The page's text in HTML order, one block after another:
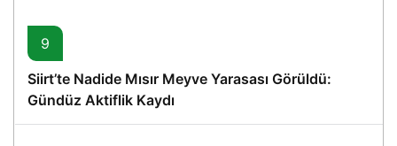
9
Siirt’te Nadide Mısır Meyve Yarasası Görüldü:
Gündüz Aktiflik Kaydı